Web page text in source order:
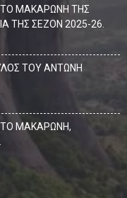
ΜΑΚΑΡΩΝΗ ΤΗΣ
ΤΗΣ ΣΕΖΟΝ 2025-26.
ΤΟΥ ΑΝΤΩΝΗ
ΜΑΚΑΡΩΝΗ,